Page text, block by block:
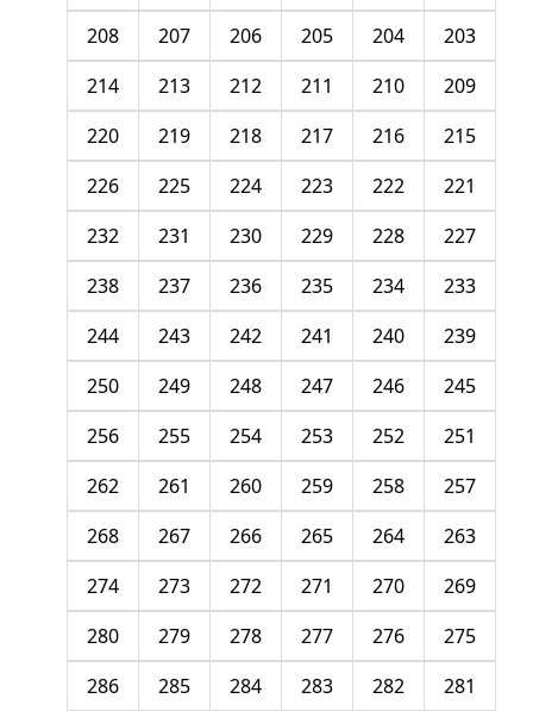
203
204
205
206
207
208
209
210
211
212
213
214
215
216
217
218
219
220
221
222
223
224
225
226
227
228
229
230
231
232
233
234
235
236
237
238
239
240
241
242
243
244
245
246
247
248
249
250
251
252
253
254
255
256
257
258
259
260
261
262
263
264
265
266
267
268
269
270
271
272
273
274
275
276
277
278
279
280
281
282
283
284
285
286